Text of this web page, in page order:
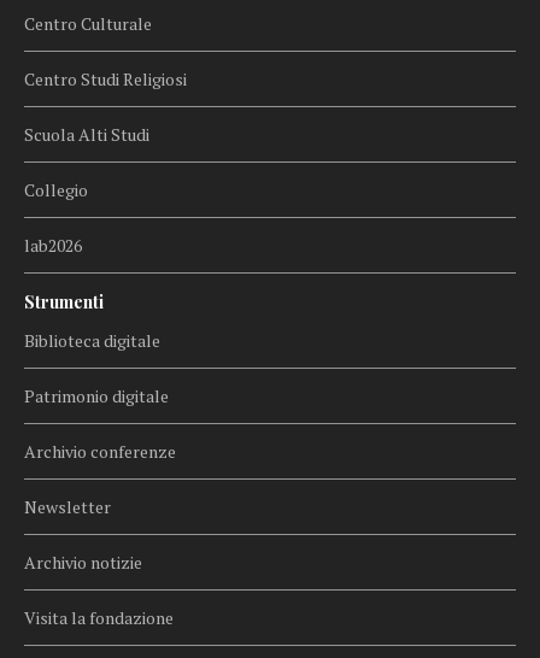
Centro Culturale
Centro Studi Religiosi
Scuola Alti Studi
Collegio
lab2026
Strumenti
Biblioteca digitale
Patrimonio digitale
Archivio conferenze
Newsletter
Archivio notizie
Visita la fondazione